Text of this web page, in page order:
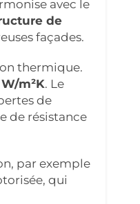
avec le
de
façades.
thermique.
m²K. Le
de
de résistance
par exemple
qui